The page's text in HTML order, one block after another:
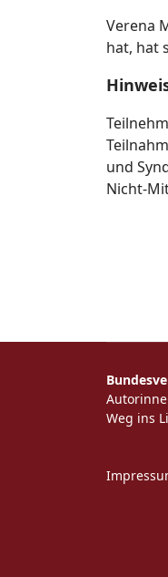
Verena
hat, hat
und
Nicht-
Weg ins